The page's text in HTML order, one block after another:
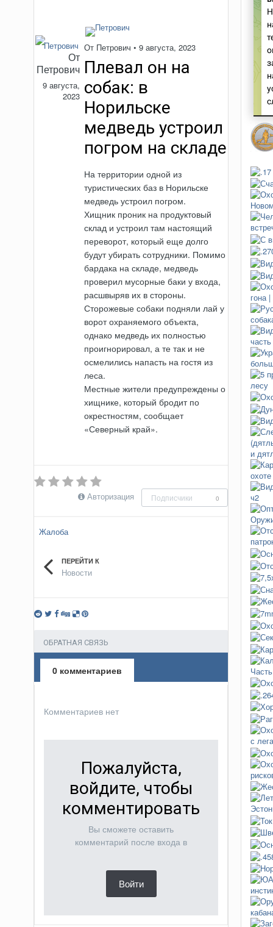
От
Петрович
9 августа,
2023
От Петрович • 9 августа, 2023
Плевал он на
собак: в
Норильске
медведь устроил
погром на складе
На территории одной из
туристических баз в Норильске
медведь устроил погром.
Хищник проник на продуктовый
склад и устроил там настоящий
переворот, который еще долго
будут убирать сотрудники. Помимо
бардака на складе, медведь
проверил мусорные баки у входа,
расшвыряв их в стороны.
Сторожевые собаки подняли лай у
ворот охраняемого объекта,
однако медведь их полностью
проигнорировал, а те так и не
осмелились напасть на гостя из
леса.
Местные жители предупреждены о
хищнике, который бродит по
окрестностям, сообщает
«Северный край».
Авторизация Подписчики 0
Жалоба
ПЕРЕЙТИ К
ЗАПИСИ
Новости
ОБРАТНАЯ СВЯЗЬ
0 комментариев
Комментариев нет
Пожалуйста,
войдите, чтобы
комментировать
Вы сможете оставить
комментарий после входа в
Войти